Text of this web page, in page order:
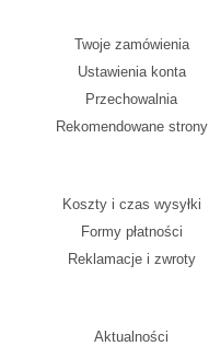
Twoje zamówienia
Ustawienia konta
Przechowalnia
Rekomendowane strony
Koszty i czas wysyłki
Formy płatności
Reklamacje i zwroty
Aktualności